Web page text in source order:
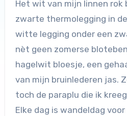
Het wit van mijn linnen rok boven een warme,
zwarte thermolegging in
witte legging onder een
nèt geen zomerse
hagelwit bloesje, een
van mijn bruinlederen jas.
toch de paraplu die ik
Elke dag is wandeldag